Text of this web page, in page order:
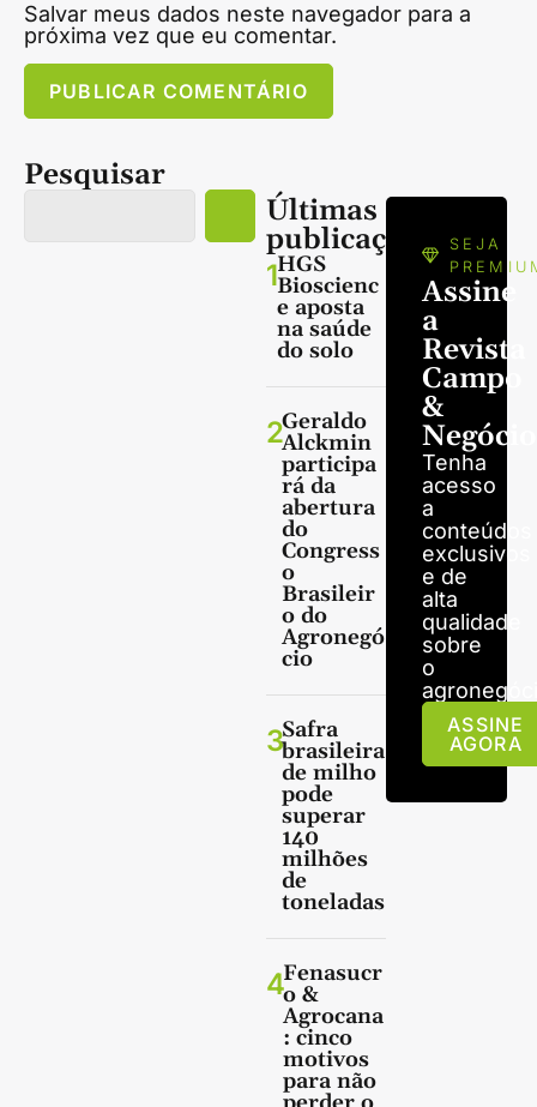
Salvar meus dados neste navegador para a
próxima vez que eu comentar.
Pesquisar
Últimas
publicações
1HGS
Bioscienc
e aposta
na saúde
do solo
2Geraldo
Alckmin
participa
rá da
abertura
do
Congress
o
Brasileir
o do
Agronegó
cio
3Safra
brasileira
de milho
pode
superar
140
milhões
de
toneladas
4Fenasucr
o &
Agrocana
: cinco
motivos
para não
SEJA
Assine
a
Revista
Campo
&
Tenha
acesso
a
conteúdos
exclusivos
e de
alta
qualidade
sobre
o
ASSINE
AGORA